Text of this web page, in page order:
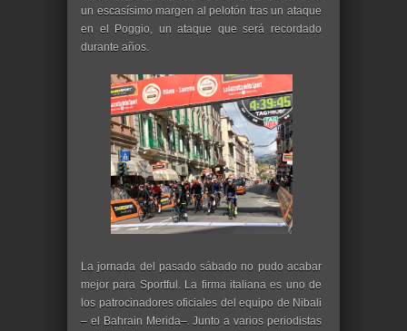
un escasísimo margen al pelotón tras un ataque
en el Poggio, un ataque que será recordado
durante años.
La jornada del pasado sábado no pudo acabar
mejor para Sportful. La firma italiana es uno de
los patrocinadores oficiales del equipo de Nibali
‒ el Bahrain Merida‒. Junto a varios periodistas